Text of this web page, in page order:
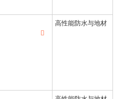
高性能防水与地材